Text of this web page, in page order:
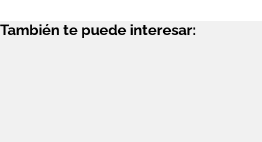
También te puede interesar: